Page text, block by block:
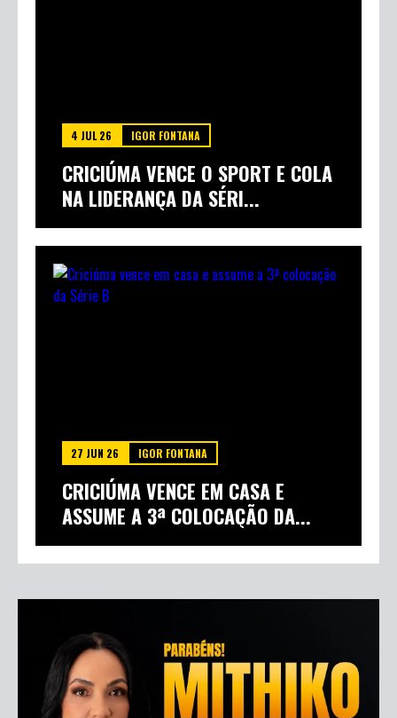
4 JUL 26 IGOR FONTANA
CRICIÚMA VENCE O SPORT E COLA
NA LIDERANÇA DA SÉRI...
27 JUN 26 IGOR FONTANA
CRICIÚMA VENCE EM CASA E
ASSUME A 3ª COLOCAÇÃO DA...